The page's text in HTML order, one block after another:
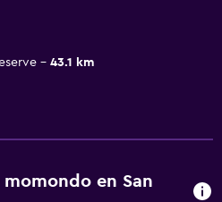
43.1 km
en San